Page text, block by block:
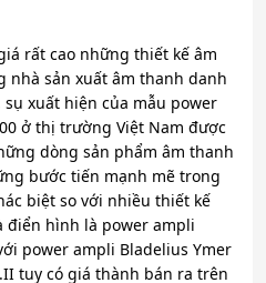
rất cao những thiết kế âm
nhà sản xuất âm thanh danh
xuất hiện của mẫu power
ở thị trường Việt Nam được
dòng sản phẩm âm thanh
bước tiến mạnh mẽ trong
biệt so với nhiều thiết kế
điển hình là power ampli
power ampli Bladelius Ymer
tuy có giá thành bán ra trên